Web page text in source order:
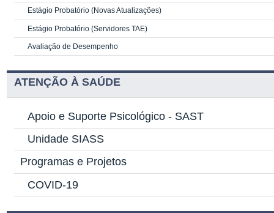
Estágio Probatório (Novas Atualizações)
Estágio Probatório (Servidores TAE)
Avaliação de Desempenho
ATENÇÃO À SAÚDE
Apoio e Suporte Psicológico - SAST
Unidade SIASS
Programas e Projetos
COVID-19